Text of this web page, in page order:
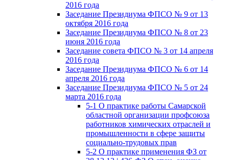
2016 года
Заседание Президиума ФПСО № 9 от 13
октября 2016 года
Заседание Президиума ФПСО № 8 от 23
июня 2016 года
Заседание совета ФПСО № 3 от 14 апреля
2016 года
Заседание Президиума ФПСО № 6 от 14
апреля 2016 года
Заседание Президиума ФПСО № 5 от 24
марта 2016 года
5-1 О практике работы Самарской
областной организации профсоюза
работников химических отраслей и
промышленности в сфере защиты
социально-трудовых прав
5-2 О практике применения ФЗ от